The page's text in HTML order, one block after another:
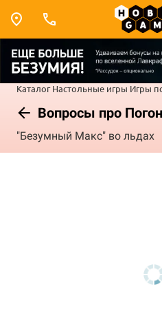
Каталог Настольные игры Игры
Вопросы про
"Безумный Макс" во льдах